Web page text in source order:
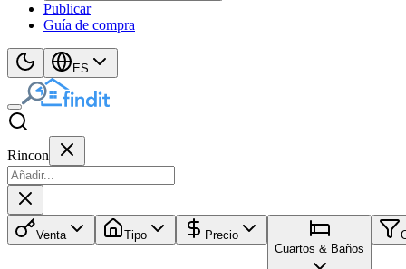
Publicar
Guía de compra
ES
Rincon
Venta Tipo
Precio
Cuartos & Baños